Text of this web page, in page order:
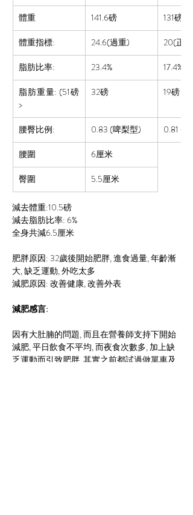
體重 141.6磅 131磅
體重指標: 24.6(過重) 20(正常)
脂肪比率: 23.4% 17.4%
脂肪重量: (51磅
>
32磅 19磅
腰臀比例: 0.83 (啤梨型) 0.81 (正
腰圍 6厘米
臀圍 5.5厘米
減去體重:10.5磅
減去脂肪比率: 6%
全身共減6.5厘米
肥胖原因: 32歲後開始肥胖, 進食過量, 年齡漸
大, 缺乏運動, 外吃太多
減肥原因: 改善健康, 改善外表
減肥感言:
因有大肚腩的問題, 而且在營養師支持下開始
減肥, 平日飲食不平均, 而夜食次數多, 加上缺
乏運動而引致肥胖, 其實之前都試過做單車及